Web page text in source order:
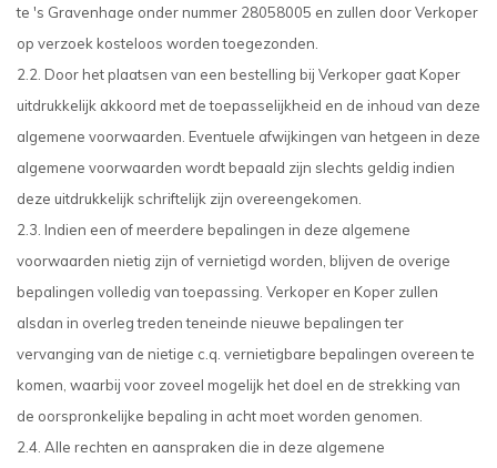
te 's Gravenhage onder nummer 28058005 en zullen door Verkoper
op verzoek kosteloos worden toegezonden.
2.2. Door het plaatsen van een bestelling bij Verkoper gaat Koper
uitdrukkelijk akkoord met de toepasselijkheid en de inhoud van deze
algemene voorwaarden. Eventuele afwijkingen van hetgeen in deze
algemene voorwaarden wordt bepaald zijn slechts geldig indien
deze uitdrukkelijk schriftelijk zijn overeengekomen.
2.3. Indien een of meerdere bepalingen in deze algemene
voorwaarden nietig zijn of vernietigd worden, blijven de overige
bepalingen volledig van toepassing. Verkoper en Koper zullen
alsdan in overleg treden teneinde nieuwe bepalingen ter
vervanging van de nietige c.q. vernietigbare bepalingen overeen te
komen, waarbij voor zoveel mogelijk het doel en de strekking van
de oorspronkelijke bepaling in acht moet worden genomen.
2.4. Alle rechten en aanspraken die in deze algemene